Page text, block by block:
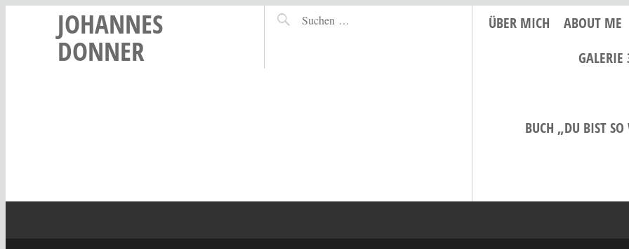
JOHANNES
DONNER
ÜBER MICH ABOUT ME
BUCH „DU BIST